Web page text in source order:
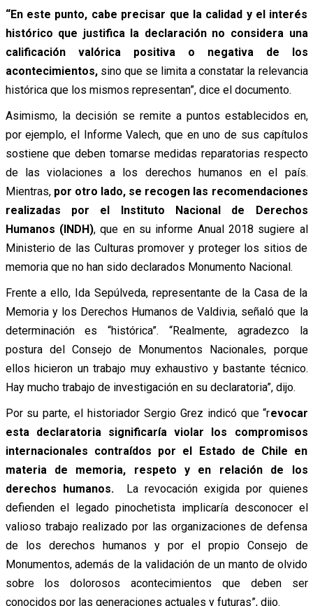
“En este punto, cabe precisar que la calidad y el interés
histórico que justifica la declaración no considera una
calificación valórica positiva o negativa de los
acontecimientos,sino que se limita a constatar la relevancia
histórica que los mismos representan”, dice el documento.
Asimismo, la decisión se remite a puntos establecidos en,
por ejemplo, el Informe Valech, que en uno de sus capítulos
sostiene que deben tomarse medidas reparatorias respecto
de las violaciones a los derechos humanos en el país.
Mientras, por otro lado, se recogen las recomendaciones
realizadas por el Instituto Nacional de Derechos
Humanos (INDH), que en su informe Anual 2018 sugiere al
Ministerio de las Culturas promover y proteger los sitios de
memoria que no han sido declarados Monumento Nacional.
Frente a ello, Ida Sepúlveda, representante de la Casa de la
Memoria y los Derechos Humanos de Valdivia, señaló que la
determinación es “histórica”. “Realmente, agradezco la
postura del Consejo de Monumentos Nacionales, porque
ellos hicieron un trabajo muy exhaustivo y bastante técnico.
Hay mucho trabajo de investigación en su declaratoria”, dijo.
Por su parte, el historiador Sergio Grez indicó que “revocar
esta declaratoria significaría violar los compromisos
internacionales contraídos por el Estado de Chile en
materia de memoria, respeto y
en relación de los
derechos humanos.La revocación exigida por quienes
defienden el legado pinochetista implicaría desconocer el
valioso trabajo realizado por las organizaciones de defensa
de los derechos humanos y por el propio Consejo de
Monumentos, además de la validación de un manto de olvido
sobre los dolorosos acontecimientos que deben ser
conocidos por las generaciones actuales y futuras”, dijo.